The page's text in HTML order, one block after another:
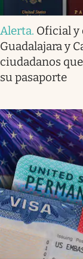
Alerta. Oficial y
Guadalajara y
ciudadanos
su pasaporte